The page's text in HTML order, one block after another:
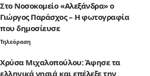
Στο Νοσοκομείο «Αλεξάνδρα» ο
Γιώργος Παράσχος – Η φωτογραφία
που δημοσίευσε
Τηλεόραση
Χρύσα Μιχαλοπούλου: Άφησε τα
ελληνικά νησιά και επέλεξε την